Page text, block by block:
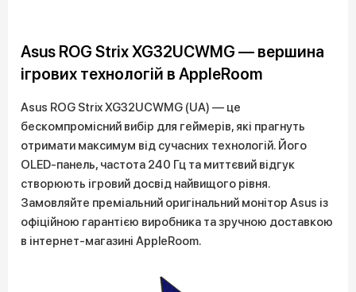
Asus ROG Strix XG32UCWMG — вершина
ігрових технологій в AppleRoom
Asus ROG Strix XG32UCWMG (UA) — це
бескомпромісний вибір для геймерів, які прагнуть
отримати максимум від сучасних технологій. Його
OLED-панель, частота 240 Гц та миттєвий відгук
створюють ігровий досвід найвищого рівня.
Замовляйте преміальний оригінальний монітор Asus із
офіційною гарантією виробника та зручною доставкою
в інтернет-магазині AppleRoom.